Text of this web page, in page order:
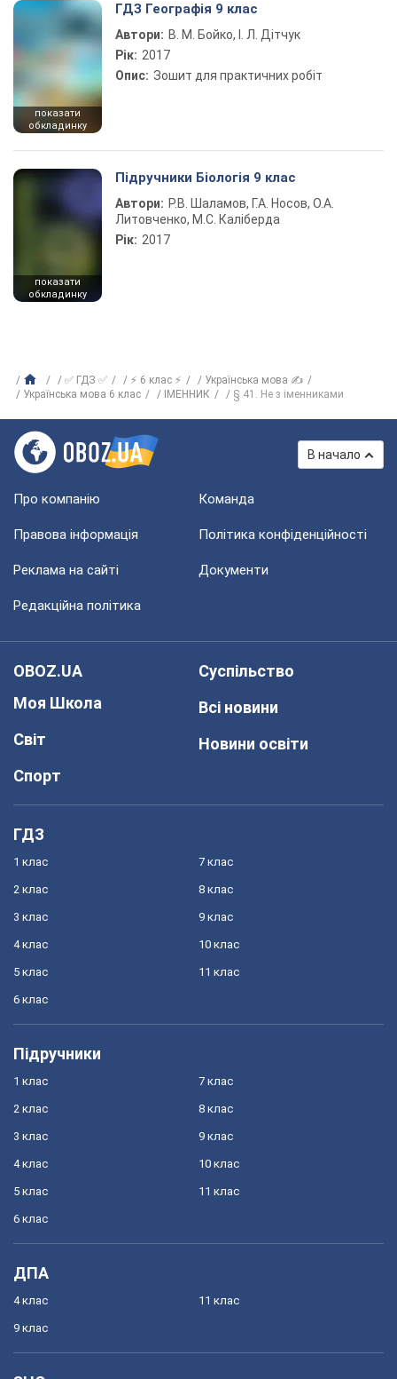
показати
обкладинку
ГДЗ Географія 9 клас
Автори: В. М. Бойко, І. Л. Дітчук
Рік: 2017
Опис: Зошит для практичних робіт
показати
обкладинку
Підручники Біологія 9 клас
Автори: Р.В. Шаламов, Г.А. Носов, О.А.
Литовченко, М.С. Каліберда
Рік: 2017
✅ ГДЗ ✅ ⚡ 6 клас ⚡
Українська мова ✍
Українська мова 6 клас
ІМЕННИК § 41. Не з іменниками
В начало
Про компанію Команда
Правова інформація Політика конфіденційності
Реклама на сайті Документи
Редакційна політика
OBOZ.UA
Моя Школа
Світ
Спорт
Суспільство
Всі новини
Новини освіти
ГДЗ
1 клас
2 клас
3 клас
4 клас
5 клас
6 клас
7 клас
8 клас
9 клас
10 клас
11 клас
Підручники
1 клас
2 клас
3 клас
4 клас
5 клас
6 клас
7 клас
8 клас
9 клас
10 клас
11 клас
ДПА
4 клас
9 клас
11 клас